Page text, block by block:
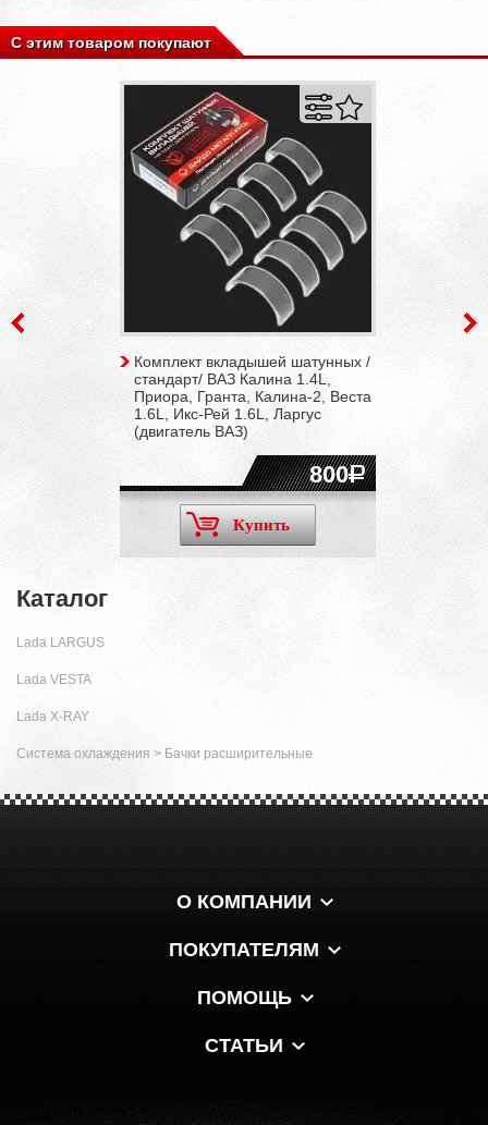
С этим товаром покупают
Комплект вкладышей шатунных /
стандарт/ ВАЗ Калина 1.4L,
Приора, Гранта, Калина-2, Веста
1.6L, Икс-Рей 1.6L, Ларгус
(двигатель ВАЗ)
800
Купить
Каталог
Lada LARGUS
Lada VESTA
Lada X-RAY
Система охлаждения > Бачки расширительные
О КОМПАНИИ
ПОКУПАТЕЛЯМ
ПОМОЩЬ
СТАТЬИ